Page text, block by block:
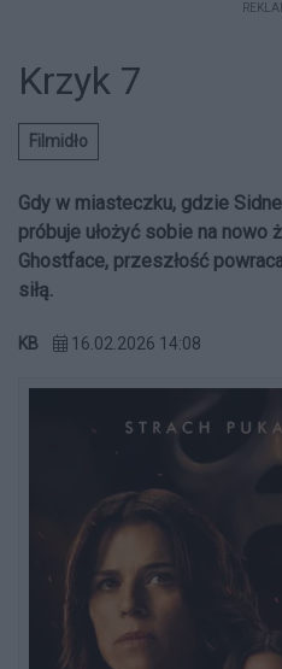
Krzyk 7
Filmidło
Gdy w miasteczku, gdzie
próbuje ułożyć sobie na nowo
Ghostface, przeszłość
siłą.
KB 16.02.2026 14:08